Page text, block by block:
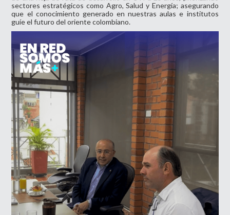
sectores estratégicos como Agro, Salud y Energía; asegurando
que el conocimiento generado en nuestras aulas e institutos
guíe el futuro del oriente colombiano.